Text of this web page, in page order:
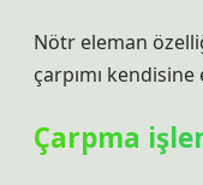
Nötr eleman
çarpımı kendisine
Çarpma